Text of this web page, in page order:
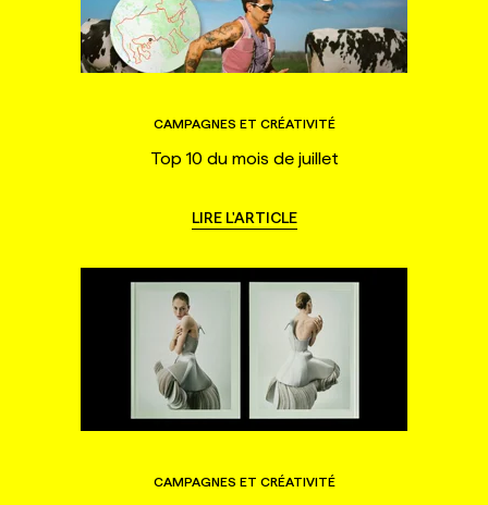
CAMPAGNES ET CRÉATIVITÉ
Top 10 du mois de juillet
LIRE L'ARTICLE
CAMPAGNES ET CRÉATIVITÉ